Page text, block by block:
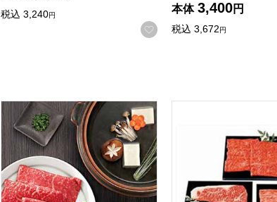
税込 3,240円
お気に入りに登録する
本体 3,400円
税込 3,672円
米沢牛 しゃぶしゃぶ用【モモ300g】【年間ギフト】